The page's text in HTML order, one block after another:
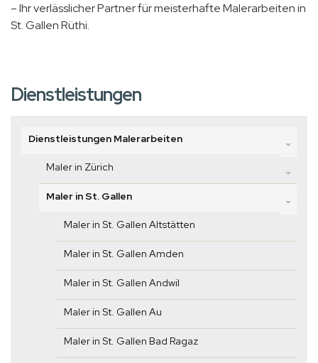
– Ihr verlässlicher Partner für meisterhafte Malerarbeiten in
St. Gallen Rüthi.
Dienstleistungen
Dienstleistungen Malerarbeiten
Maler in Zürich
Maler in St. Gallen
Maler in St. Gallen Altstätten
Maler in St. Gallen Amden
Maler in St. Gallen Andwil
Maler in St. Gallen Au
Maler in St. Gallen Bad Ragaz